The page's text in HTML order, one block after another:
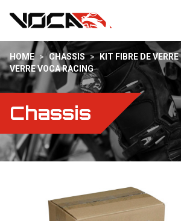
HOME > CHASSIS > KIT FIBRE DE VERRE
VERRE VOCA RACING
Chassis